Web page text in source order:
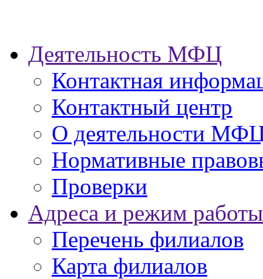
Деятельность МФЦ
Контактная
Контактный центр
О деятельности
Нормативные
Проверки
Адреса и режим работы
Перечень филиалов
Карта филиалов